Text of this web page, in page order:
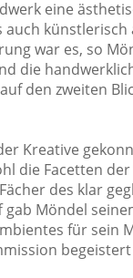
eine
war es, so
die
den zweiten
Kreative
die Facetten
des klar
gab Möndel
für sein